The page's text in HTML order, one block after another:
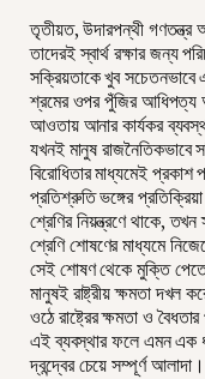
তৃতীয়ত, উদারপন্থী গণতন্ত্র
তাদেরই স্বার্থ রক্ষার জন্য
সক্রিয়তাকে খুব সচেতনভাবে
শ্রমের ওপর পুঁজির আধিপত্য
আওতায় আনার কার্যকর
যখনই মানুষ রাজনৈতিকভাবে
বিরোধিতার মাধ্যমেই
প্রতিশ্রুতি ভঙ্গের
শ্রেণির নিয়ন্ত্রণে থাকে,
শ্রেণি শোষণের মাধ্যমে
সেই শোষণ থেকে মুক্তি পেতে
মানুষই রাষ্ট্রীয় ক্ষমতা দখল
ওঠে রাষ্ট্রের ক্ষমতা ও
এই ব্যবস্থার ফলে এমন এক
দ্বন্দ্বের চেয়ে সম্পূর্ণ